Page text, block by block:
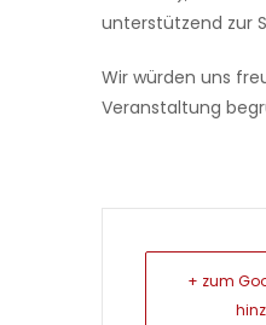
unterstützend zur
Wir würden uns
Veranstaltung
+ zum